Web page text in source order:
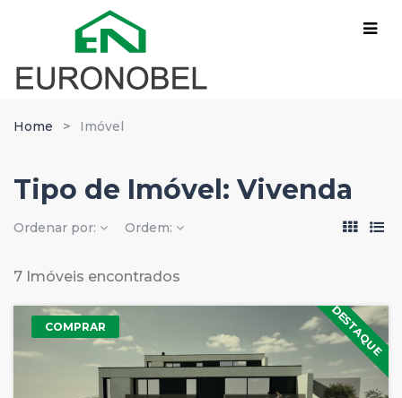
Home Imóvel
Tipo de Imóvel: Vivenda
Ordenar por: Ordem:
7 Imóveis encontrados
COMPRAR DESTAQUE